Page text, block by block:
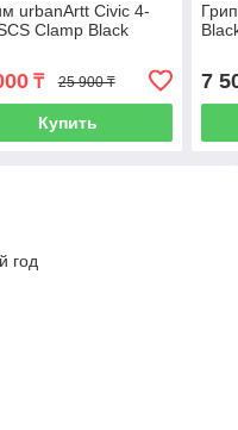
urbanArtt Civic 4-
Clamp Black
₸ 25 900 ₸
Купить
7
год